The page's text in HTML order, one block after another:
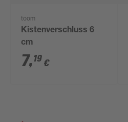
toom
Kistenverschluss 6
cm
7,19 €